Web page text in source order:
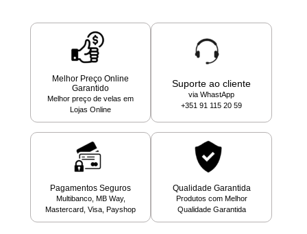
Melhor Preço Online
Garantido
Melhor preço de velas em
Lojas Online
Suporte ao cliente
via WhastApp
+351 91 115 20 59
Pagamentos Seguros
Multibanco, MB Way,
Mastercard, Visa, Payshop
Qualidade Garantida
Produtos com Melhor
Qualidade Garantida